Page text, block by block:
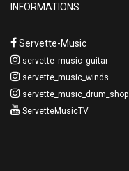
INFORMATIONS
Servette-Music
servette_music_guitar
servette_music_winds
servette_music_drum_shop
ServetteMusicTV